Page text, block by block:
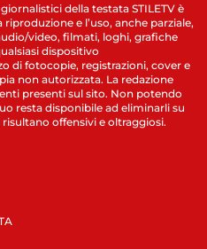
della testata STILETV è
e l’uso, anche parziale,
video, filmati, loghi, grafiche
dispositivo
di fotocopie, registrazioni, cover e
non autorizzata. La redazione
presenti sul sito. Non potendo
resta disponibile ad eliminarli su
offensivi e oltraggiosi.